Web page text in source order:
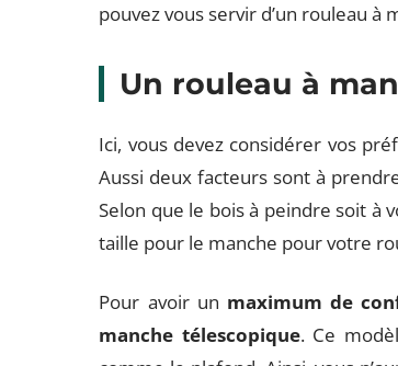
pouvez vous servir d’un rouleau
Un rouleau à
Ici, vous devez considérer vos
Aussi deux facteurs sont à
Selon que le bois à peindre soit à
taille pour le manche pour votre
Pour avoir un maximum de
manche télescopique. Ce